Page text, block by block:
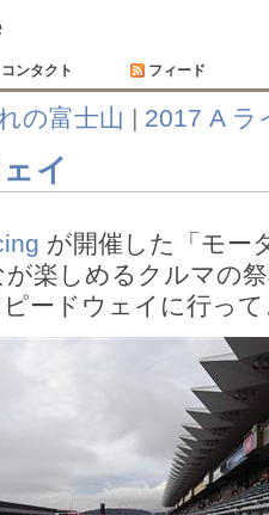
コンタクト フィード
の富士山 | 2017 A ラ
イ
が開催した「モー
楽しめるクルマの
ードウェイに行っ